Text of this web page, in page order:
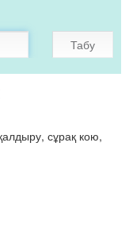
Табу
сұрақ кою,